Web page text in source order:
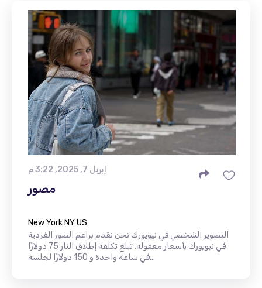
إبريل 7, 2025, 3:22 م
مصور
New York NY US
التصوير الشخصي في نيويورك نحن نقدم براعم الصور الفردية
في نيويورك بأسعار معقولة. تبلغ تكلفة إطلاق النار 75 دولارًا
في ساعة واحدة و 150 دولارًا لجلسة...